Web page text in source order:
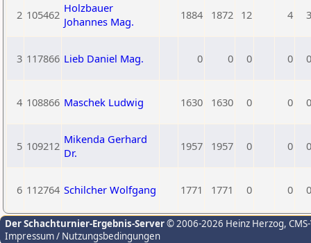
2 105462 Holzbauer
Johannes Mag.
1884 1872 12 4 3
3 117866 Lieb Daniel Mag. 0 0 0 0 0
4 108866 Maschek Ludwig 1630 1630 0 0 0
5 109212 Mikenda Gerhard
Dr.
1957 1957 0 0 0
6 112764 Schilcher Wolfgang 1771 1771 0 0 0
Der Schachturnier-Ergebnis-Server© 2006-2026 Heinz Herzog,
Impressum / Nutzungsbedingungen